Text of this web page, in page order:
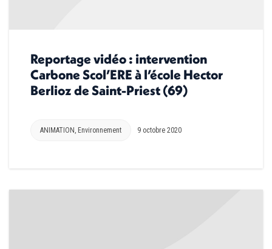
Reportage vidéo : intervention
Carbone Scol’ERE à l’école Hector
Berlioz de Saint-Priest (69)
ANIMATION Environnement 9 octobre 2020